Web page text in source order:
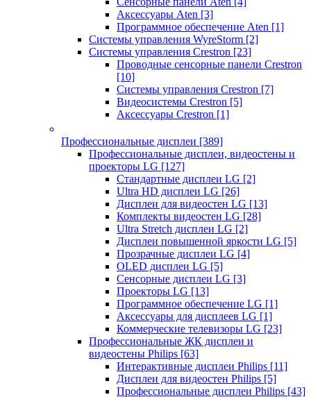
Аксессуары Aten [3]
Программное обеспечение Aten [1]
Системы управления WyreStorm [2]
Системы управления Crestron [23]
Проводные сенсорные панели Crestron
[10]
Системы управления Crestron [7]
Видеосистемы Crestron [5]
Аксессуары Crestron [1]
Профессиональные дисплеи [389]
Профессиональные дисплеи, видеостены и
проекторы LG [127]
Стандартные дисплеи LG [2]
Ultra HD дисплеи LG [26]
Дисплеи для видеостен LG [13]
Комплекты видеостен LG [28]
Ultra Stretch дисплеи LG [2]
Дисплеи повышенной яркости LG [5]
Прозрачные дисплеи LG [4]
OLED дисплеи LG [5]
Сенсорные дисплеи LG [3]
Проекторы LG [13]
Программное обеспечение LG [1]
Аксессуары для дисплеев LG [1]
Коммерческие телевизоры LG [23]
Профессиональные ЖК дисплеи и
видеостены Philips [63]
Интерактивные дисплеи Philips [11]
Дисплеи для видеостен Philips [5]
Профессиональные дисплеи Philips [43]